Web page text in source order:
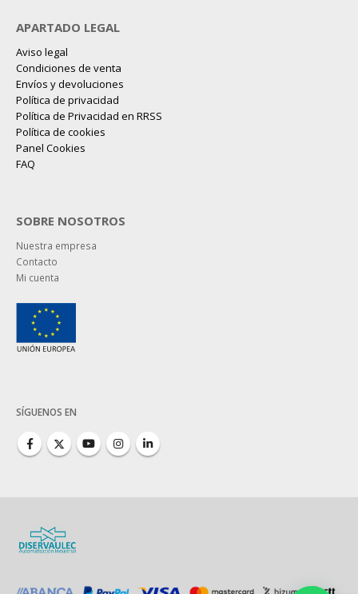
APARTADO LEGAL
Aviso legal
Condiciones de venta
Envíos y devoluciones
Política de privacidad
Política de Privacidad en RRSS
Política de cookies
Panel Cookies
FAQ
SOBRE NOSOTROS
Nuestra empresa
Contacto
Mi cuenta
SÍGUENOS EN